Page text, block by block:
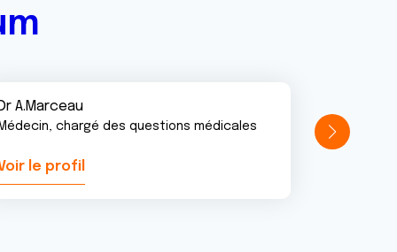
A.Marceau
chargé des questions médicales
le profil